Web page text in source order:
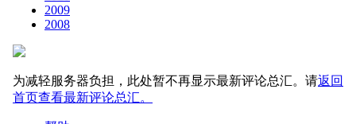
2009
2008
为减轻服务器负担，此处暂不再显示最新评论总汇。请返回
首页查看最新评论总汇。